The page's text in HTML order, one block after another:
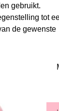
gebruikt.
tot
de gewenste